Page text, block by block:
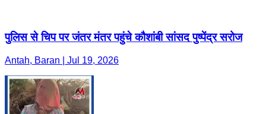
पुलिस से चिप पर जंतर मंतर पहुंचे कौशांबी सांसद पुष्पेंद्र सरोज
Antah, Baran | Jul 19, 2026